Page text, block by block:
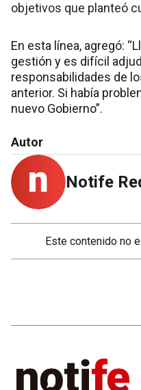
objetivos que planteó
En esta línea, agregó:
gestión y es difícil
responsabilidades de
anterior. Si había
nuevo Gobierno”.
Autor
Notife
Este contenido no